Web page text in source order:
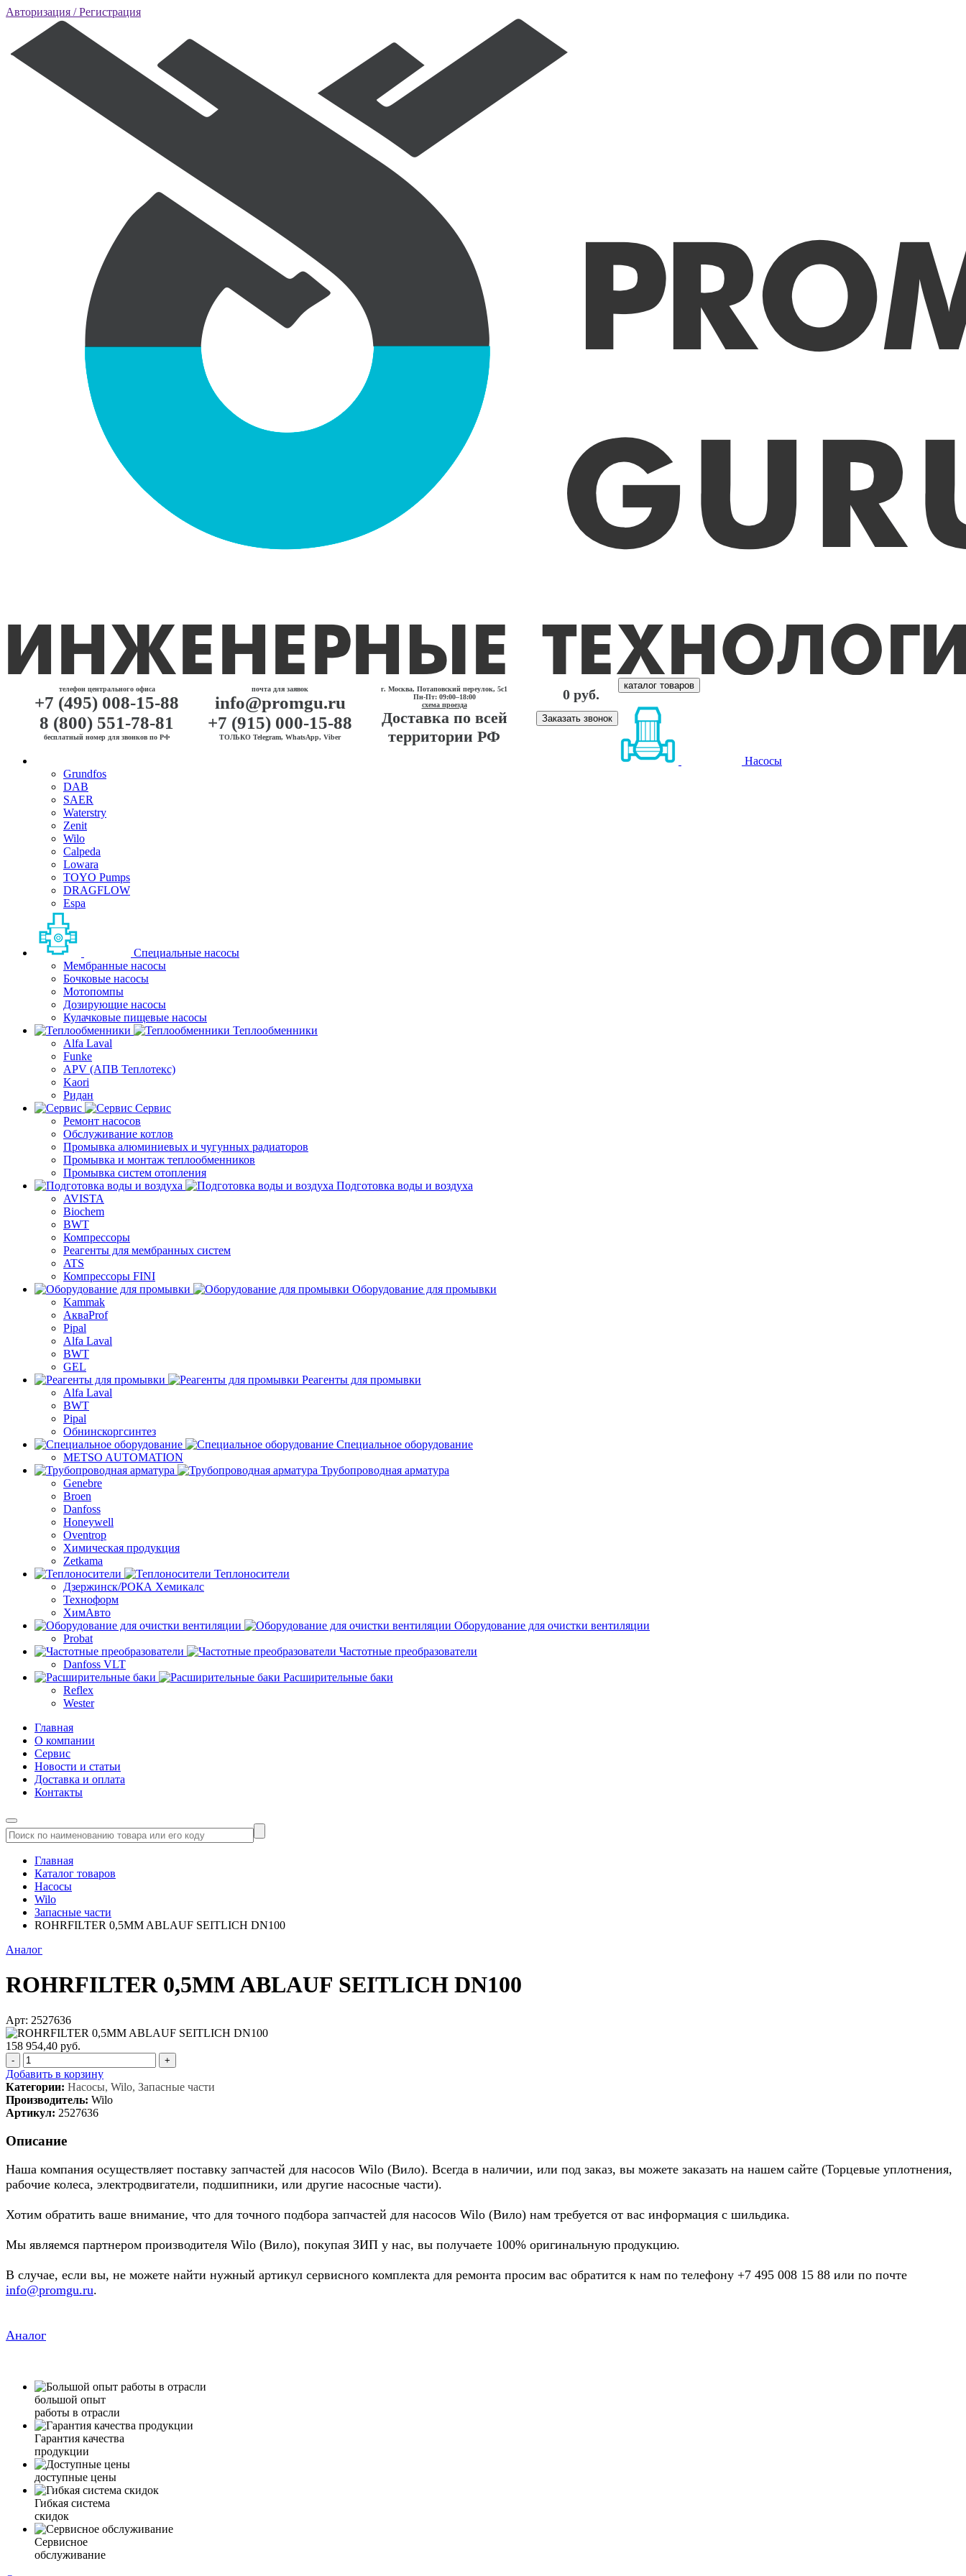
Авторизация / Регистрация
телефон центрального офиса
+7 (495) 008-15-88
8 (800) 551-78-81
бесплатный номер для звонков по РФ
почта для заявок
info@promgu.ru
+7 (915) 000-15-88
ТОЛЬКО Telegram, WhatsApp, Viber
г. Москва, Потаповский переулок, 5с1
Пн-Пт: 09:00–18:00
схема проезда
Доставка по всей
территории РФ
0 руб.
Заказать звонок
каталог товаров
Насосы
Grundfos
DAB
SAER
Waterstry
Zenit
Wilo
Calpeda
Lowara
TOYO Pumps
DRAGFLOW
Espa
Специальные насосы
Мембранные насосы
Бочковые насосы
Мотопомпы
Дозирующие насосы
Кулачковые пищевые насосы
Теплообменники
Alfa Laval
Funke
APV (АПВ Теплотекс)
Kaori
Ридан
Сервис
Ремонт насосов
Обслуживание котлов
Промывка алюминиевых и чугунных радиаторов
Промывка и монтаж теплообменников
Промывка систем отопления
Подготовка воды и воздуха
AVISTA
Biochem
BWT
Компрессоры
Реагенты для мембранных систем
ATS
Компрессоры FINI
Оборудование для промывки
Kammak
АкваProf
Pipal
Alfa Laval
BWT
GEL
Реагенты для промывки
Alfa Laval
BWT
Pipal
Обнинскоргсинтез
Специальное оборудование
METSO AUTOMATION
Трубопроводная арматура
Genebre
Broen
Danfoss
Honeywell
Oventrop
Химическая продукция
Zetkama
Теплоносители
Дзержинск/РОКА Хемикалс
Техноформ
ХимАвто
Оборудование для очистки вентиляции
Probat
Частотные преобразователи
Danfoss VLT
Расширительные баки
Reflex
Wester
Главная
О компании
Сервис
Новости и статьи
Доставка и оплата
Контакты
Главная
Каталог товаров
Насосы
Wilo
Запасные части
ROHRFILTER 0,5MM ABLAUF SEITLICH DN100
Аналог
ROHRFILTER 0,5MM ABLAUF SEITLICH DN100
Арт: 2527636
158 954,40 руб.
- +
Добавить в корзину
Категории: Насосы, Wilo, Запасные части
Производитель: Wilo
Артикул: 2527636
Описание
Наша компания осуществляет поставку запчастей для насосов Wilo (Вило). Всегда в наличии, или под заказ, вы можете заказать на нашем сайте (Торцевые уплотнения,
рабочие колеса, электродвигатели, подшипники, или другие насосные части).
Хотим обратить ваше внимание, что для точного подбора запчастей для насосов Wilo (Вило) нам требуется от вас информация с шильдика.
Мы являемся партнером производителя Wilo (Вило), покупая ЗИП у нас, вы получаете 100% оригинальную продукцию.
В случае, если вы, не можете найти нужный артикул сервисного комплекта для ремонта просим вас обратится к нам по телефону +7 495 008 15 88 или по почте
info@promgu.ru.
Аналог
большой опыт
работы в отрасли
Гарантия качества
продукции
доступные цены
Гибкая система
скидок
Сервисное
обслуживание